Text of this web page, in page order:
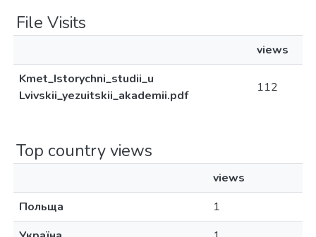
File Visits
views
Kmet_Istorychni_studii_u
Lvivskii_yezuitskii_akademii.pdf
112
Top country views
views
Польща
1